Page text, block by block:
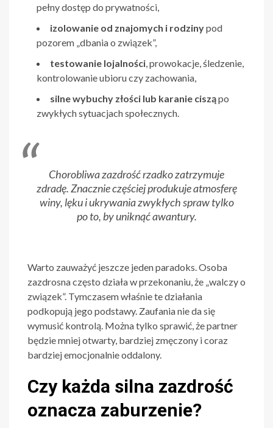
pełny dostęp do prywatności,
izolowanie od znajomych i rodzinypod
pozorem „dbania o związek”,
testowanie lojalności , prowokacje, śledzenie,
kontrolowanie ubioru czy zachowania,
silne wybuchy złości lub karanie cisząpo
zwykłych sytuacjach społecznych.
Chorobliwa zazdrość rzadko zatrzymuje
zdradę. Znacznie częściej produkuje atmosferę
winy, lęku i ukrywania zwykłych spraw tylko
po to, by uniknąć awantury.
Warto zauważyć jeszcze jeden paradoks. Osoba
zazdrosna często działa w przekonaniu, że „walczy o
związek”. Tymczasem właśnie te działania
podkopują jego podstawy. Zaufania nie da się
wymusić kontrolą. Można tylko sprawić, że partner
będzie mniej otwarty, bardziej zmęczony i coraz
bardziej emocjonalnie oddalony.
Czy każda silna zazdrość
oznacza zaburzenie?